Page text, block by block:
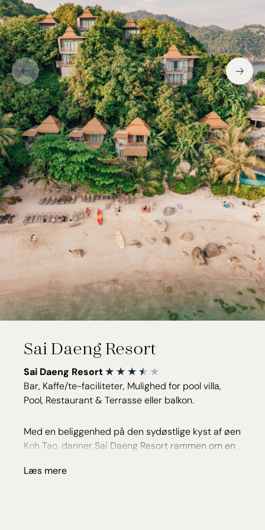
Sai Daeng Resort
Sai Daeng Resort
Bar, Kaffe/te-faciliteter, Mulighed for pool villa,
Pool, Restaurant & Terrasse eller balkon.
Med en beliggenhed på den sydøstlige kyst af øen
Koh Tao, danner Sai Daeng Resort rammen om en
nuancer og øens rå natur. Resortet er harmonisk
Læs mere